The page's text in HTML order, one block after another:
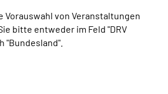
Vorauswahl von Veranstaltungen
bitte entweder im Feld "DRV
"Bundesland".